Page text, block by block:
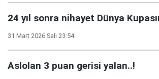
24 yıl sonra nihayet Dünya
31 Mart 2026 Salı 23:54
Aslolan 3 puan gerisi yalan..!